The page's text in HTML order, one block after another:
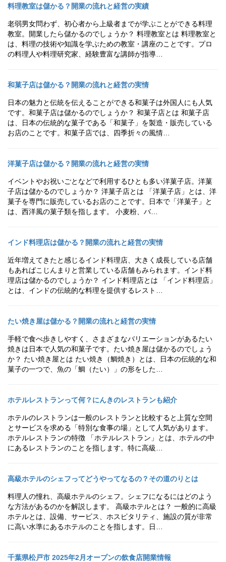
料理教室は儲かる？開業の流れと経営の実績
老弱男女問わず、初心者から上級者までが学ぶことができる料理
教室。開業したら儲かるのでしょうか？ 料理教室とは 料理教室と
は、料理の技術や知識を学ぶための教室・講座のことです。プロ
の料理人や料理研究家、経験豊富な講師が指導…
和菓子店は儲かる？開業の流れと経営の実情
日本の魅力と伝統を伝えることができる和菓子は外国人にも人気
です。和菓子店は儲かるのでしょうか？ 和菓子店とは 和菓子店
は、日本の伝統的な菓子である「和菓子」を製造・販売している
お店のことです。和菓子店では、四季折々の風情…
洋菓子店は儲かる？開業の流れと経営の実情
イベントやお祝いごとなどで利用するひとも多い洋菓子店。洋菓
子店は儲かるのでしょうか？ 洋菓子店とは 「洋菓子店」とは、洋
菓子を専門に販売しているお店のことです。日本で「洋菓子」と
は、西洋風の菓子類を指します。 小麦粉、バ…
インド料理店は儲かる？開業の流れと経営の実情
近年増えてきたと感じるインド料理店、大きく成長している店舗
もあればこじんまりと営業している店舗もみられます。インド料
理店は儲かるのでしょうか？ インド料理店とは 「インド料理店」
とは、インドの伝統的な料理を提供するレスト…
たい焼き屋は儲かる？開業の流れと経営の実情
手軽で食べ歩きしやすく、さまざまなバリエーションがあるたい
焼きは日本で人気の和菓子です。たい焼き屋は儲かるのでしょう
か？ たい焼き屋とは たい焼き（鯛焼き）とは、日本の伝統的な和
菓子の一つで、魚の「鯛（たい）」の形をした…
ホテルレストランって何？にんきのレストランも紹介
ホテルのレストランは一般のレストランと比較すると上質な空間
とサービスを求める「特別な食事の場」として人気があります。
ホテルレストランの特徴 「ホテルレストラン」とは、ホテルの中
にあるレストランのことを指します。特に高級…
高級ホテルのシェフってどうやってなるの？その道のりとは
料理人の憧れ、高級ホテルのシェフ。シェフになるにはどのよう
な方法があるのかを解説します。 高級ホテルとは？ 一般的に高級
ホテルとは、設備、サービス、ホスピタリティ、施設の質が非常
に高い水準にあるホテルのことを指します。日…
千葉県松戸市 2025年2月オープンの飲食店開業情報